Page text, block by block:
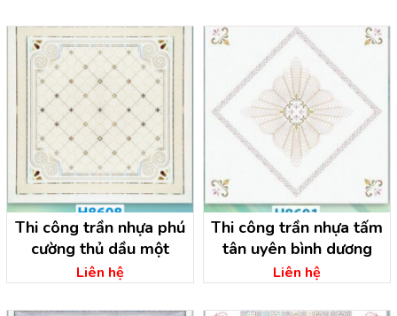
Thi công trần nhựa phú
cường thủ dầu một
Liên hệ
Thi công trần nhựa tấm
tân uyên bình dương
Liên hệ